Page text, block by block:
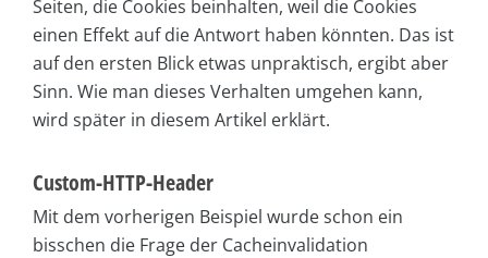
Seiten, die Cookies beinhalten, weil die Cookies
einen Effekt auf die Antwort haben könnten. Das ist
auf den ersten Blick etwas unpraktisch, ergibt aber
Sinn. Wie man dieses Verhalten umgehen kann,
wird später in diesem Artikel erklärt.
Custom-HTTP-Header
Mit dem vorherigen Beispiel wurde schon ein
bisschen die Frage der Cacheinvalidation